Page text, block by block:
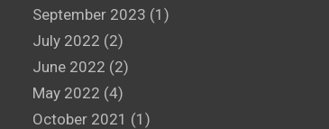
September 2023 (1)
July 2022 (2)
June 2022 (2)
May 2022 (4)
October 2021 (1)